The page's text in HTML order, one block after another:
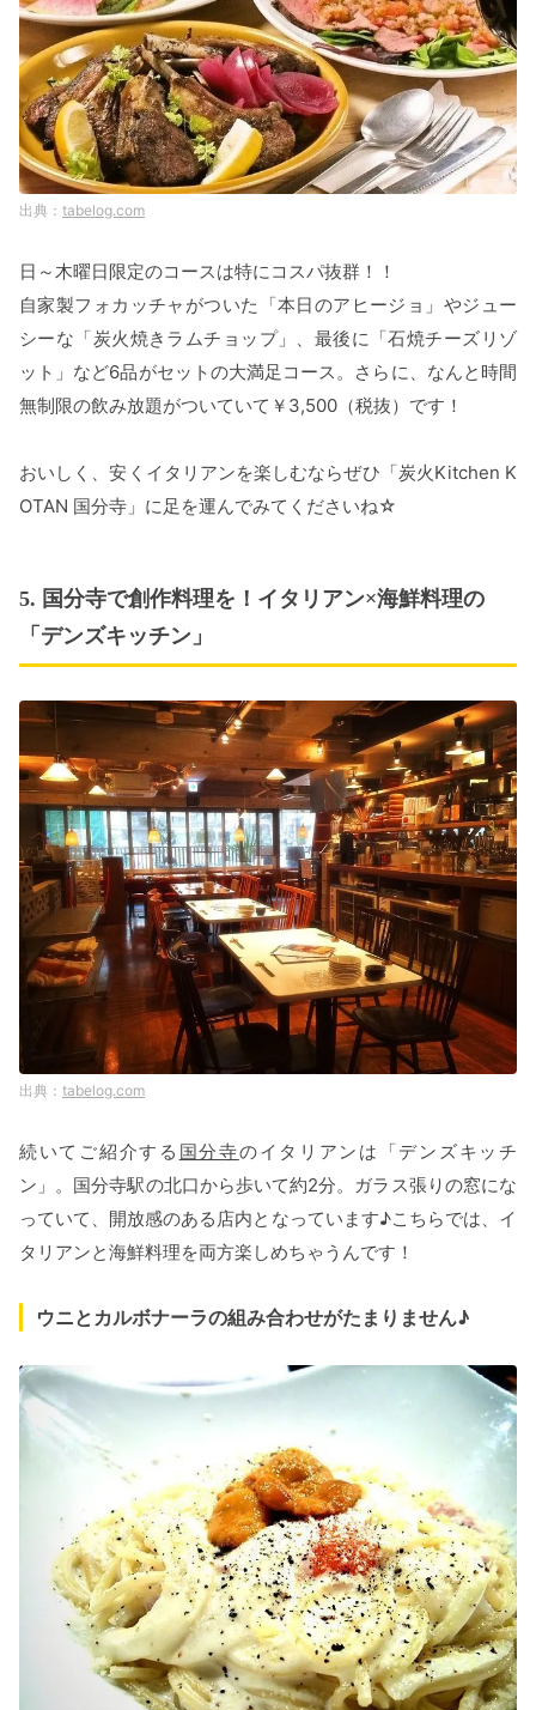
tabelog.com
日～木曜日限定のコースは特にコスパ抜群！！
自家製フォカッチャがついた「本日のアヒージョ」やジュー
シーな「炭火焼きラムチョップ」、最後に「石焼チーズリゾ
ット」など6品がセットの大満足コース。さらに、なんと時間
無制限の飲み放題がついていて￥3,500（税抜）です！
おいしく、安くイタリアンを楽しむならぜひ「炭火Kitchen K
OTAN 国分寺」に足を運んでみてくださいね☆
5. 国分寺で創作料理を！イタリアン×海鮮料理の
「デンズキッチン」
tabelog.com
続いてご紹介する 国分寺のイタリアンは「デンズキッチ
ン」。国分寺駅の北口から歩いて約2分。ガラス張りの窓にな
っていて、開放感のある店内となっています♪こちらでは、イ
タリアンと海鮮料理を両方楽しめちゃうんです！
ウニとカルボナーラの組み合わせがたまりません♪